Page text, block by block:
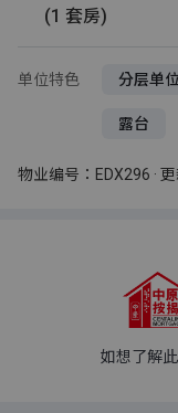
(1 套房)
单位特色 分层单位
露台
物业编号：EDX296 ·
如想了解